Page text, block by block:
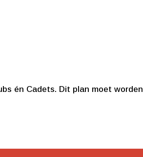
én Cadets. Dit plan moet worden